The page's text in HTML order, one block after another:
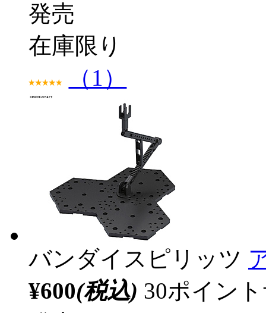
発売
在庫限り
（1）
バンダイスピリッツ
¥600(税込) 30ポイン